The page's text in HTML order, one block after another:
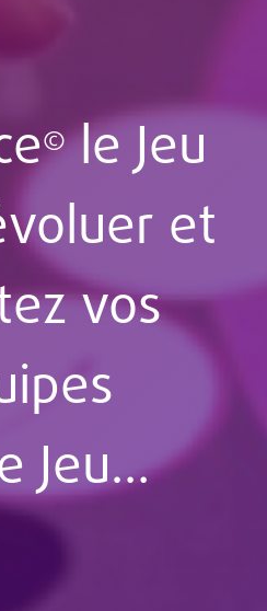
©le Jeu
et
vos
Jeu…